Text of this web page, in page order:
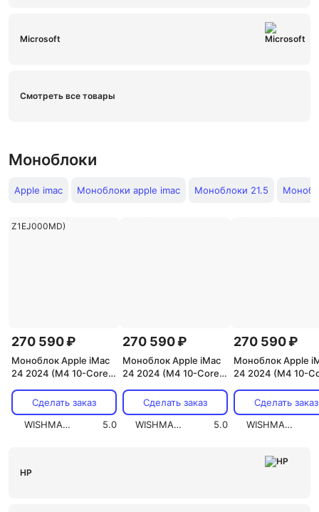
Microsoft
Смотреть все товары
Моноблоки
Apple imac Моноблоки apple imac Моноблоки 21.5
270 590 ₽
Моноблок Apple iMac
24 2024 (M4 10-Core,
512GB) (Серебристый,
32 ГБ, 512 ГБ,
Z1EJ000MD)
Сделать заказ
WISHMASTER
5.0
270 590 ₽
Моноблок Apple iMac
24 2024 (M4 10-Core,
512GB) (Синий, 32 ГБ,
512 ГБ, Z1EQ000N3)
Сделать заказ
WISHMASTER
5.0
270 590 ₽
Моноблок Apple
24 2024 (M4 10-
512GB)
32 ГБ, 512 ГБ,
Z1EW000DW)
Сделать заказ
WISHMASTER
HP